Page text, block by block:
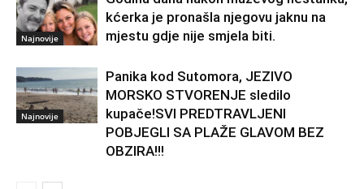
Najnovije
kćerka je pronašla njegovu jaknu na
mjestu gdje nije smjela biti.
Najnovije
Panika kod Sutomora, JEZIVO
MORSKO STVORENJE sledilo
kupače!SVI PREDTRAVLJENI
POBJEGLI SA PLAŽE GLAVOM BEZ
OBZIRA!!!